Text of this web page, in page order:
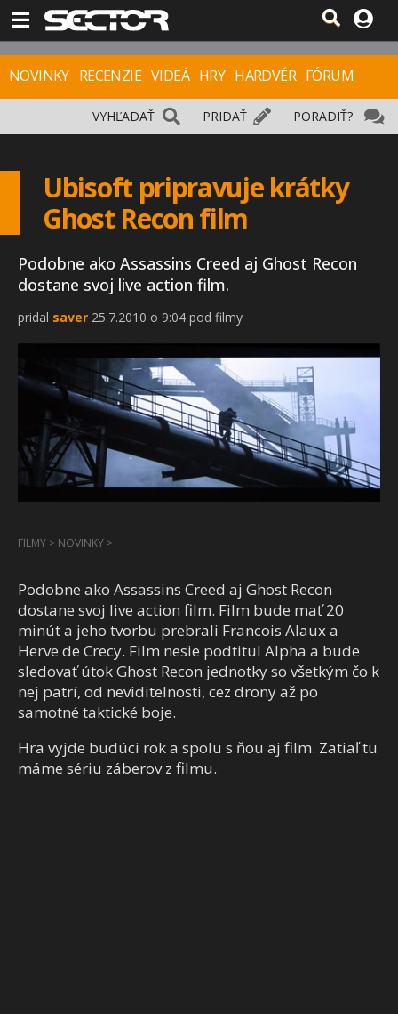
NOVINKY RECENZIE VIDEÁ HRY HARDVÉR FÓRUM
PORADIŤ?
PRIDAŤ
VYHĽADAŤ
Ubisoft pripravuje krátky
Ghost Recon film
Podobne ako Assassins Creed aj Ghost Recon
dostane svoj live action film.
pridal saver 25.7.2010 o 9:04 pod filmy
FILMY > NOVINKY >
Podobne ako Assassins Creed aj Ghost Recon
dostane svoj live action film. Film bude mať 20
minút a jeho tvorbu prebrali Francois Alaux a
Herve de Crecy. Film nesie podtitul Alpha a bude
sledovať útok Ghost Recon jednotky so všetkým čo k
nej patrí, od neviditelnosti, cez drony až po
samotné taktické boje.
Hra vyjde budúci rok a spolu s ňou aj film. Zatiaľ tu
máme sériu záberov z filmu.